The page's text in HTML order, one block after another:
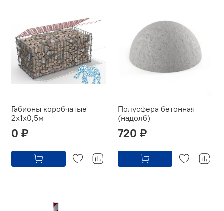
Габионы коробчатые
2х1х0,5м
0 ₽
Полусфера бетонная
(надолб)
720 ₽